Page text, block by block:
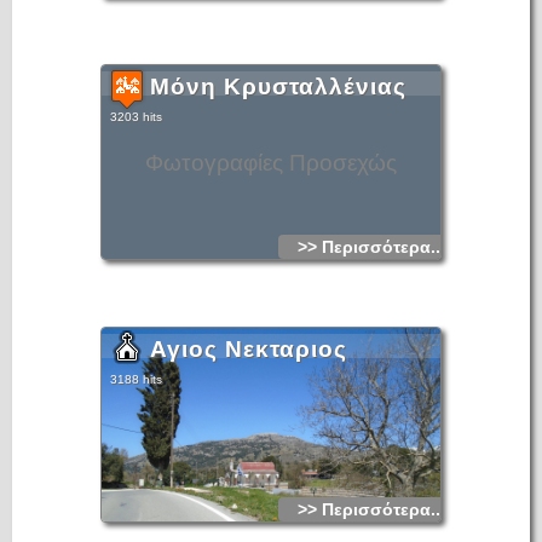
Φωτογραφίες Προσεχώς
Μόνη Κρυσταλλένιας
3203 hits
>> Περισσότερα...
Αγιος Νεκταριος
3188 hits
>> Περισσότερα...